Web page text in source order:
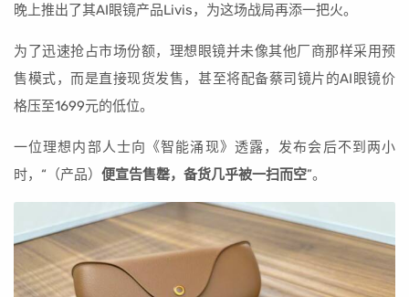
晚上推出了其AI眼镜产品Livis，为这场战局再添一把火。
为了迅速抢占市场份额，理想眼镜并未像其他厂商那样采用预
售模式，而是直接现货发售，甚至将配备蔡司镜片的AI眼镜价
格压至1699元的低位。
一位理想内部人士向《智能涌现》透露，发布会后不到两小
时，“（产品） 便宣告售罄，备货几乎被一扫而空”。